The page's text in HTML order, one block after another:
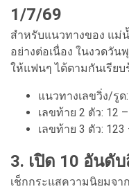
1/7/69
สำหรับแนวทางของ แม่
อย่างต่อเนื่อง ในงวดวั
ให้แฟนๆ ได้ตามกันเรียบ
แนวทางเลขวิ่ง/รูด
เลขท้าย 2 ตัว: 12
เลขท้าย 3 ตัว: 123
3. เปิด 10 อันดั
เช็กกระแสความนิยมจา